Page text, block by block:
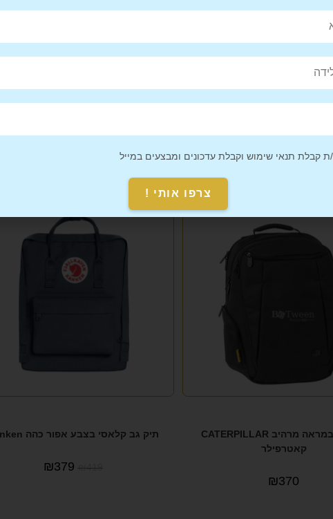
Share on
Pin This
תיק גב במראה מרהיב CATERPILLAR
קאטרפילר
₪370
תיק גב קלאסי בצבע אפור כהה Kanken
₪419
₪379
קבלת תנאי שימוש וקבלת עדכונים ומבצעים במייל
צרפו אותי !